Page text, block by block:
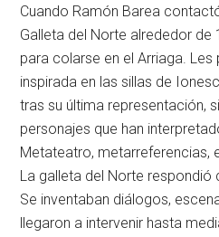
Cuando Ramón Barea
Galleta del Norte alrededor de
para colarse en el Arriaga. Les
inspirada en las sillas de
tras su última representación,
personajes que han
Metateatro, metarreferencias,
La galleta del Norte respondió
Se inventaban diálogos,
llegaron a intervenir hasta